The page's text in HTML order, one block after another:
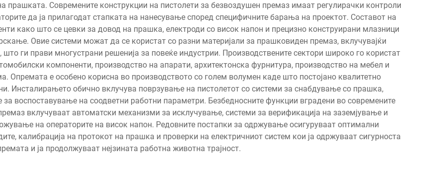
прашката. Современите конструкции на пистолети за безвоздушен премаз имаат регулирачки контроли
да ја прилагодат стапката на нанесување според специфичните барања на проектот. Составот на
како што се цевки за довод на прашка, електроди со висок напон и прецизно конструирани млазници
Овие системи можат да се користат со разни материјали за прашковиден премаз, вклучувајќи
ги прави многустрани решенија за повеќе индустрии. Производствените сектори широко го користат
компоненти, производство на апарати, архитектонска фурнитура, производство на мебел и
Опремата е особено корисна во производството со голем волумен каде што постојано квалитетно
Инсталирањето обично вклучува поврзување на пистолетот со системи за снабдување со прашка,
воспоставување на соодветни работни параметри. Безбедносните функции вградени во современите
вклучуваат автоматски механизми за исклучување, системи за верификација на заземјување и
на операторите на висок напон. Редовните постапки за одржување осигуруваат оптимални
калибрација на протокот на прашка и проверки на електричниот систем кои ја одржуваат сигурноста
и ја продолжуваат нејзината работна животна трајност.